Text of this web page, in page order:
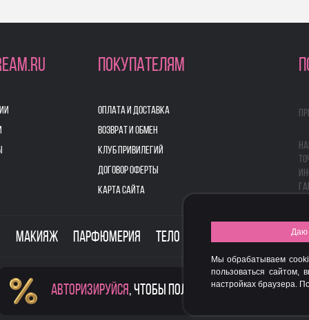
ПОКУПАТЕЛЯМ
ОПЛАТА И ДОСТАВКА
ВОЗВРАТ И ОБМЕН
КЛУБ ПРИВИЛЕГИЙ
ДОГОВОР ОФЕРТЫ
КАРТА САЙТА
Макияж Парфюмерия Тело Для
FASHION NEW YEAR AWARDS 2015
Авторизируйся, чтобы получить скидку
Даю
Мы обрабатываем
пользоваться сайтом,
настройках браузера.